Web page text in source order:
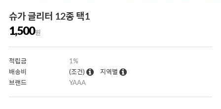
슈가 글리터 12종 택1
1,500원
적립금
1%
배송비
(조건)
지역별
브랜드
YAAA